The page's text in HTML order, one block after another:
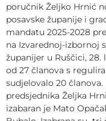
poručnik Željko Hrnić
posavske županije i
mandatu 2025-2028
na Izvarednoj-izbornoj
županijer u Ruščici,
od 27 članova s
sudjelovalo 20
predsjednika Željka
izabaran je Mato